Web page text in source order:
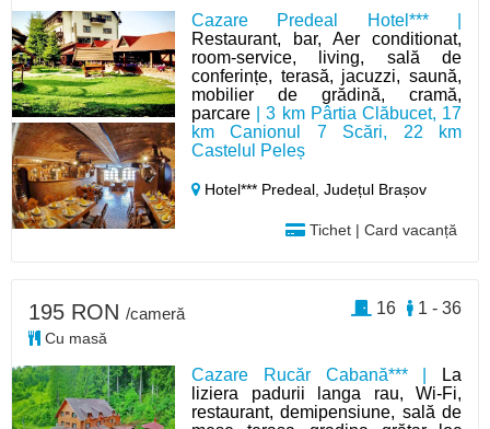
Cazare Predeal Hotel*** |
Restaurant, bar, Aer conditionat,
room-service, living, sală de
conferințe, terasă, jacuzzi, saună,
mobilier de grădină, cramă,
parcare | 3 km Pârtia Clăbucet, 17
km Canionul 7 Scări, 22 km
Castelul Peleș
Hotel*** Predeal,Județul Brașov
Tichet | Card vacanță
Cazare Rucăr Cabană*** |
La
liziera padurii langa rau, Wi-Fi,
restaurant, demipensiune, sală de
195 RON /cameră
Cu masă
1 - 36
16